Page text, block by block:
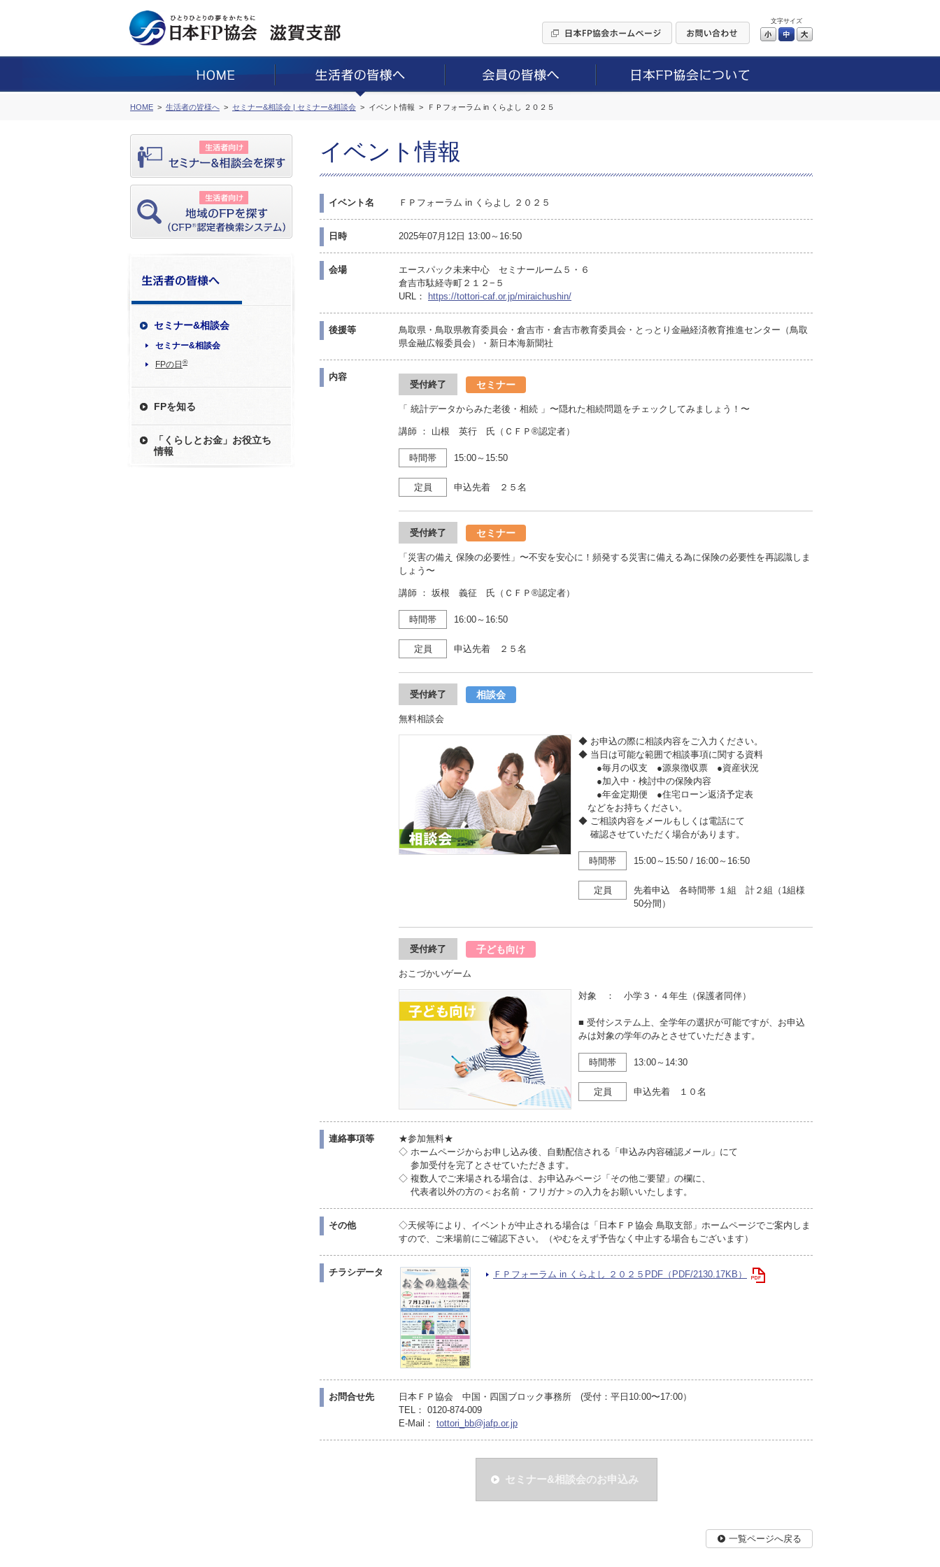
文字サイズ
小 中
HOME 生活者の皆様へ セミナー&相談会 | セミナー&相談会 イベント情報 ＦＰフォーラム in くらよし ２０２５
セミナー&相談会
セミナー&相談会
FPの日 ®
FPを知る
「くらしとお金」お役立ち
情報
イベント情報
イベント名 ＦＰフォーラム in くらよし ２０２５
日時 2025年07月12日 13:00～16:50
会場
エースパック未来中心 セミナールーム５・６
倉吉市駄経寺町２１２−５
URL：
https://tottori-caf.or.jp/miraichushin/
後援等
鳥取県・鳥取県教育委員会・倉吉市・倉吉市教育委員会・とっとり金融経済教育推進センター（鳥取
県金融広報委員会）・新日本海新聞社
内容
受付終了 セミナー
「 統計データからみた老後・相続 」〜隠れた相続問題をチェックしてみましょう！〜
講師 ： 山根 英行 氏（ＣＦＰ®認定者）
時間帯 15:00～15:50
定員 申込先着 ２５名
受付終了 セミナー
「災害の備え 保険の必要性」〜不安を安心に！頻発する災害に備える為に保険の必要性を再認識しま
しょう〜
講師 ： 坂根 義征 氏（ＣＦＰ®認定者）
時間帯 16:00～16:50
定員 申込先着 ２５名
受付終了 相談会
無料相談会
◆ お申込の際に相談内容をご入力ください。
◆ 当日は可能な範囲で相談事項に関する資料
●毎月の収支 ●源泉徴収票 ●資産状況
●加入中・検討中の保険内容
●年金定期便 ●住宅ローン返済予定表
などをお持ちください。
◆ ご相談内容をメールもしくは電話にて
確認させていただく場合があります。
時間帯 15:00～15:50 / 16:00～16:50
定員
先着申込 各時間帯 １組 計２組（1組様
50分間）
受付終了 子ども向け
おこづかいゲーム
対象 ： 小学３・４年生（保護者同伴）
■ 受付システム上、全学年の選択が可能ですが、お申込
みは対象の学年のみとさせていただきます。
時間帯 13:00～14:30
定員 申込先着 １０名
連絡事項等
★参加無料★
◇ ホームページからお申し込み後、自動配信される「申込み内容確認メール」にて
参加受付を完了とさせていただきます。
◇ 複数人でご来場される場合は、お申込みページ「その他ご要望」の欄に、
代表者以外の方の＜お名前・フリガナ＞の入力をお願いいたします。
その他
◇天候等により、イベントが中止される場合は「日本ＦＰ協会 鳥取支部」ホームページでご案内しま
すので、ご来場前にご確認下さい。（やむをえず予告なく中止する場合もございます）
チラシデータ ＦＰフォーラム in くらよし ２０２５PDF（PDF/2130.17KB）
お問合せ先
日本ＦＰ協会 中国・四国ブロック事務所 (受付：平日10:00〜17:00）
TEL： 0120-874-009
E-Mail： tottori_bb@jafp.or.jp
セミナー&相談会のお申込み
一覧ページへ戻る